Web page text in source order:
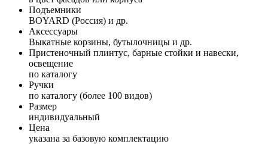
Подъемники
BOYARD (Россия) и др.
Аксессуары
Выкатные корзины, бутылочницы и др.
Пристеночный плинтус, барные стойки и навески,
освещение
по каталогу
Ручки
по каталогу (более 100 видов)
Размер
индивидуальный
Цена
указана за базовую комплектацию